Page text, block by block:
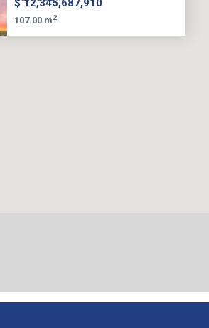
$ 12,345,687,910
107.00 m2